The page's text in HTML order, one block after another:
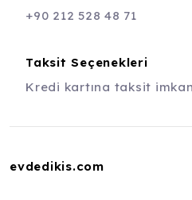
+90 212 528 48 71
Taksit Seçenekleri
Kredi kartına taksit
evdedikis.com